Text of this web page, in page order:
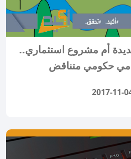
أم مشروع استثماري..
حكومي متناقض
2017-11-